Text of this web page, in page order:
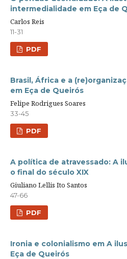
intermedialidade em Eça de
Carlos Reis
11-31
PDF
Brasil, África e a
em Eça de Queirós
Felipe Rodrigues Soares
33-45
PDF
A política de atravessado: A
o final do século XIX
Giuliano Lellis Ito Santos
47-66
PDF
Ironia e colonialismo em A
Eça de Queirós